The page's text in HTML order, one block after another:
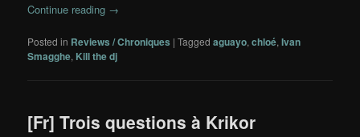
Continue reading →
Posted in Reviews / Chroniques |Tagged aguayo,chloé,Ivan
Smagghe, Kill the dj
[Fr] Trois questions à Krikor